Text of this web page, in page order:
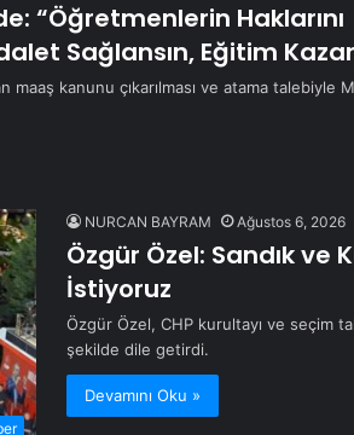
“Öğretmenlerin Haklarını
Sağlansın, Eğitim
kanunu çıkarılması ve atama talebiyle
NURCAN BAYRAM Ağustos 6, 2026
Özgür Özel: Sandık ve
İstiyoruz
Özgür Özel, CHP kurultayı ve seçim
şekilde dile getirdi.
Devamını Oku »